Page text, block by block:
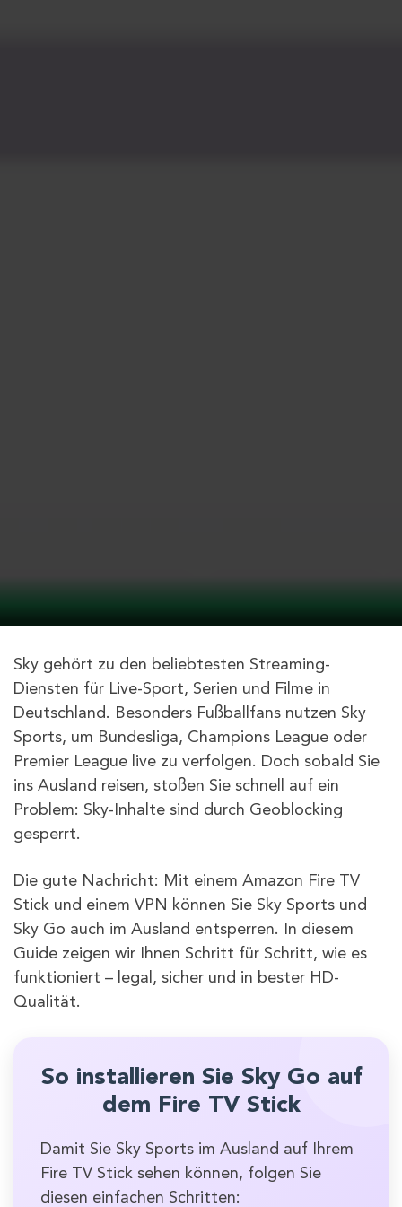
Sky gehört zu den beliebtesten Streaming-
Diensten für Live-Sport, Serien und Filme in
Deutschland. Besonders Fußballfans nutzen Sky
Sports, um Bundesliga, Champions League oder
Premier League live zu verfolgen. Doch sobald Sie
ins Ausland reisen, stoßen Sie schnell auf ein
Problem: Sky-Inhalte sind durch Geoblocking
gesperrt.
Die gute Nachricht: Mit einem Amazon Fire TV
Stick und einem VPN können Sie Sky Sports und
Sky Go auch im Ausland entsperren. In diesem
Guide zeigen wir Ihnen Schritt für Schritt, wie es
funktioniert – legal, sicher und in bester HD-
Qualität.
So installieren Sie Sky Go auf
dem Fire TV Stick
Damit Sie Sky Sports im Ausland auf Ihrem
Fire TV Stick sehen können, folgen Sie
diesen einfachen Schritten: